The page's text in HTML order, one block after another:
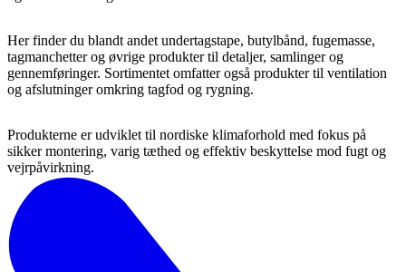
Her finder du blandt andet undertagstape, butylbånd, fugemasse,
tagmanchetter og øvrige produkter til detaljer, samlinger og
gennemføringer. Sortimentet omfatter også produkter til ventilation
og afslutninger omkring tagfod og rygning.
Produkterne er udviklet til nordiske klimaforhold med fokus på
sikker montering, varig tæthed og effektiv beskyttelse mod fugt og
vejrpåvirkning.